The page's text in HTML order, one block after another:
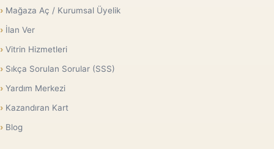
Mağaza Aç / Kurumsal Üyelik
İlan Ver
Vitrin Hizmetleri
Sıkça Sorulan Sorular (SSS)
Yardım Merkezi
Kazandıran Kart
Blog